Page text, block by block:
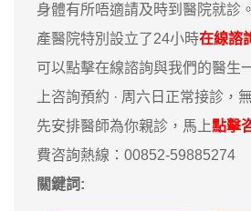
身體有所唔適請及時到醫院就診
產醫院特別設立了24小時在線諮
可以點擊在線諮詢與我們的醫生
上咨詢預約 · ‎周六日正常接診，
先安排醫師為你親診，馬上點擊
費咨詢熱線：00852-59885274
關鍵詞: